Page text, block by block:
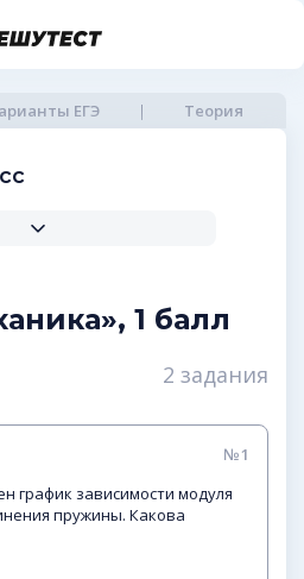
ЕГЭ Теория
1 балл
2 задания
№1
график зависимости модуля
пружины. Какова